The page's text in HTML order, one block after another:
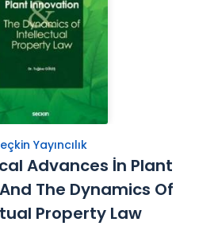
Yayıncılık
Advances İn Plant
The Dynamics Of
Property Law